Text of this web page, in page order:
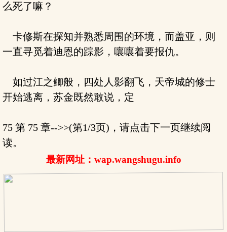
么死了嘛？
卡修斯在探知并熟悉周围的环境，而盖亚，则
一直寻觅着迪恩的踪影，嚷嚷着要报仇。
如过江之鲫般，四处人影翻飞，天帝城的修士
开始逃离，苏金既然敢说，定
75 第 75 章-->>(第1/3页)，请点击下一页继续阅
读。
最新网址：wap.wangshugu.info